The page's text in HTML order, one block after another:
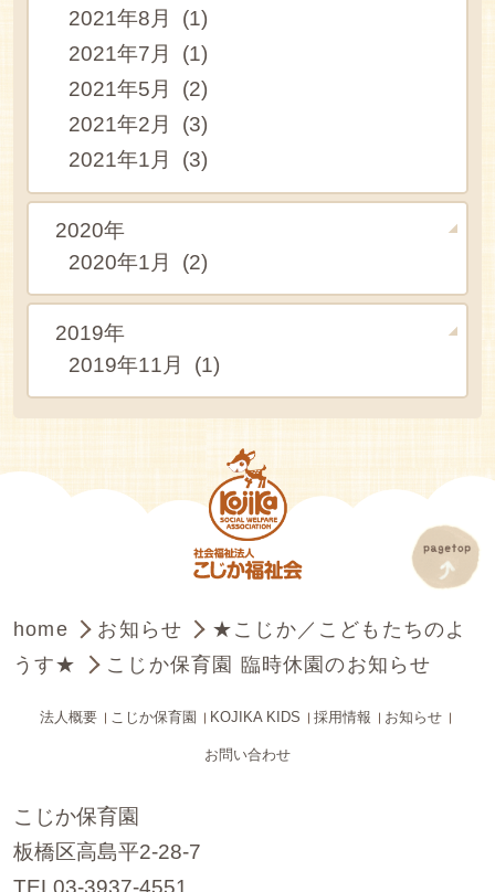
2021年8月 (1)
2021年7月 (1)
2021年5月 (2)
2021年2月 (3)
2021年1月 (3)
2020年
2020年1月 (2)
2019年
2019年11月 (1)
home お知らせ
★こじか／こどもたちのよ
うす★
こじか保育園 臨時休園のお知らせ
法人概要 こじか保育園 KOJIKA KIDS 採用情報 お知らせ
お問い合わせ
こじか保育園
板橋区高島平2-28-7
TEL03-3937-4551